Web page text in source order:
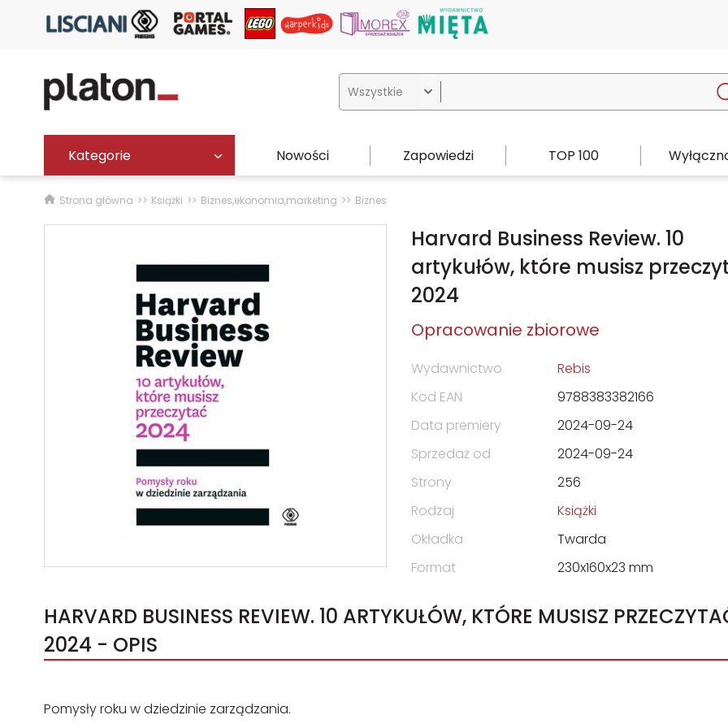

Kategorie Nowości Zapowiedzi TOP 100
Strona główna Książki Biznes,ekonomia,marketing Biznes
Harvard Business Review. 10
artykułów, które musisz
2024
Opracowanie zbiorowe
Wydawnictwo
Rebis
Kod EAN
9788383382166
Data premiery
2024-09-24
Sprzedaż od
2024-09-24
Strony
256
Rodzaj
Książki
Okładka
Twarda
Format
230x160x23 mm
HARVARD BUSINESS REVIEW. 10 ARTYKUŁÓW, KTÓRE MUSISZ
2024 - OPIS
Pomysły roku w dziedzinie zarządzania.